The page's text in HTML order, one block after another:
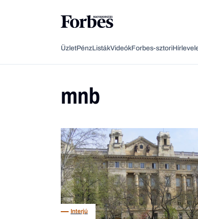
ÜzletPénzListákVideókForbes-sztori
mnb
Interjú